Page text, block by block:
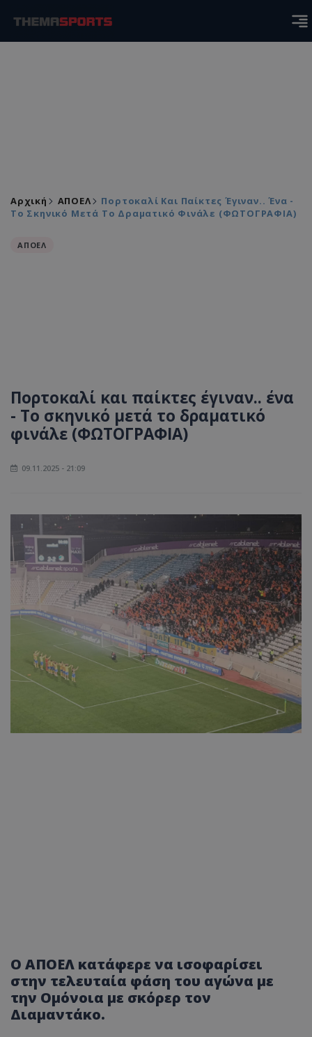
Αρχική ΑΠΟΕΛ
Πορτοκαλί Και Παίκτες Έγιναν.. Ένα -
Το Σκηνικό Μετά Το Δραματικό Φινάλε (ΦΩΤΟΓΡΑΦIA)
ΑΠΟΕΛ
Πορτοκαλί και παίκτες έγιναν.. ένα
- Το σκηνικό μετά το δραματικό
φινάλε (ΦΩΤΟΓΡΑΦIA)
09.11.2025 - 21:09
Ο ΑΠΟΕΛ κατάφερε να ισοφαρίσει
στην τελευταία φάση του αγώνα με
την Ομόνοια με σκόρερ τον
Διαμαντάκο.